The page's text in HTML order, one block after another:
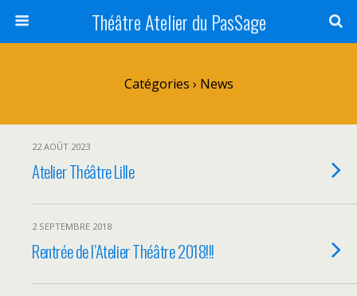
Théâtre Atelier du PasSage
Catégories › News
22 AOÛT 2023
Atelier Théâtre Lille
2 SEPTEMBRE 2018
Rentrée de l’Atelier Théâtre 2018!!!